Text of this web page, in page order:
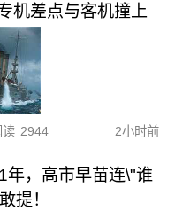
机差点与客机撞上
读 2944 2小时前
年，高市早苗连\"谁
提！